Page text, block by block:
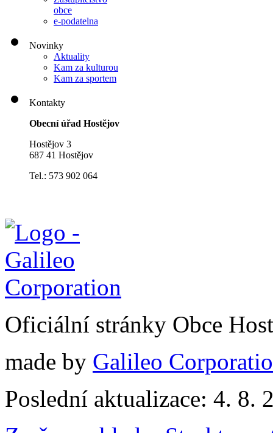
obce
e-podatelna
Novinky
Aktuality
Kam za kulturou
Kam za sportem
Kontakty
Obecní úřad Hostějov
Hostějov 3
687 41 Hostějov
Tel.: 573 902 064
Oficiální stránky Obce
made by Galileo
Poslední aktualizace: 4. 8.